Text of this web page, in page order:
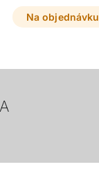
Na objednávku